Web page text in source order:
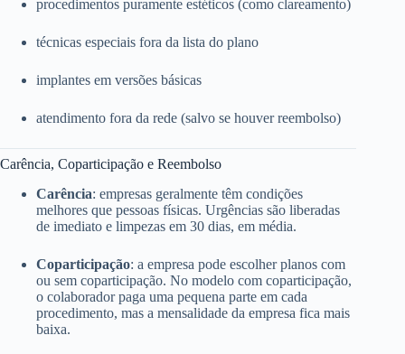
procedimentos puramente estéticos (como clareamento)
técnicas especiais fora da lista do plano
implantes em versões básicas
atendimento fora da rede (salvo se houver reembolso)
Carência, Coparticipação e Reembolso
Carência: empresas geralmente têm condições
melhores que pessoas físicas. Urgências são liberadas
de imediato e limpezas em 30 dias, em média.
Coparticipação: a empresa pode escolher planos com
ou sem coparticipação. No modelo com coparticipação,
o colaborador paga uma pequena parte em cada
procedimento, mas a mensalidade da empresa fica mais
baixa.